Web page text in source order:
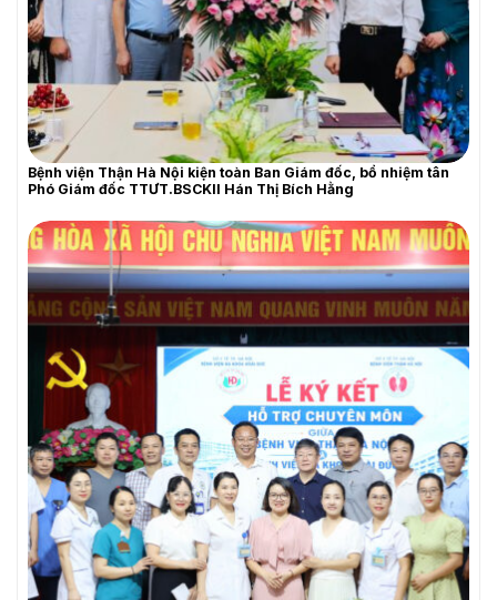
THƯ MỜI BÁO GIÁ
Bệnh viện Thận Hà Nội kiện toàn Ban Giám đốc, bổ nhiệm tân
Phó Giám đốc TTƯT.BSCKII Hán Thị Bích Hằng